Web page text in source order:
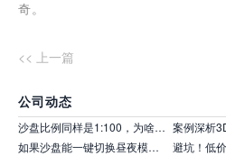
奇。
<< 上一篇
公司动态
沙盘比例同样是1:100，为啥成品和我想的天差地别？原来问题在认知上！
如果沙盘能一键切换昼夜模式，您的汇报会否更出彩？